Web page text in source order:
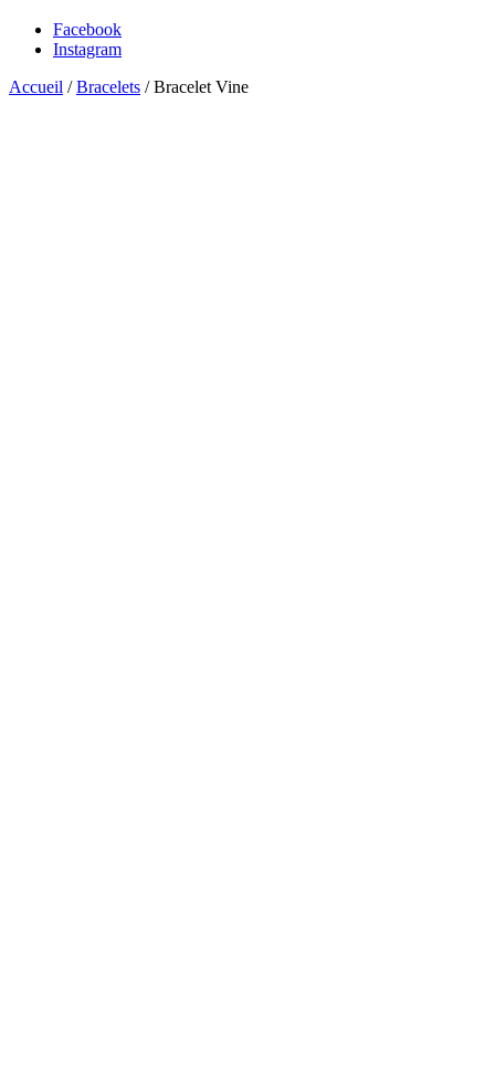
Facebook
Instagram
Accueil /Bracelets / Bracelet Vine